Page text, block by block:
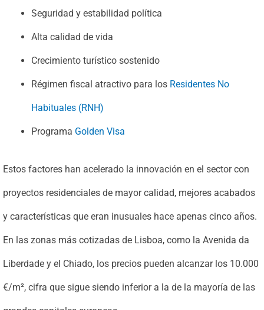
Seguridad y estabilidad política
Alta calidad de vida
Crecimiento turístico sostenido
Régimen fiscal atractivo para los Residentes No
Habituales (RNH)
Programa Golden Visa
Estos factores han acelerado la innovación en el sector con
proyectos residenciales de mayor calidad, mejores acabados
y características que eran inusuales hace apenas cinco años.
En las zonas más cotizadas de Lisboa, como la Avenida da
Liberdade y el Chiado, los precios pueden alcanzar los 10.000
€/m², cifra que sigue siendo inferior a la de la mayoría de las